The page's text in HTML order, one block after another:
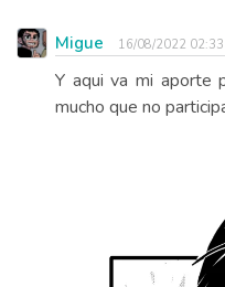
Migue 16/08/2022 02:33
Y aqui va mi aporte
mucho que no